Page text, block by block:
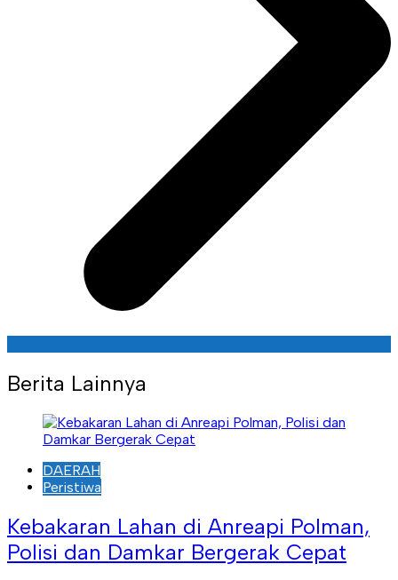
Berita Lainnya
DAERAH
Peristiwa
Kebakaran Lahan di Anreapi Polman,
Polisi dan Damkar Bergerak Cepat